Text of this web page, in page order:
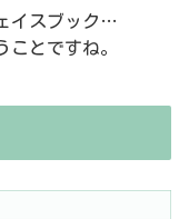
イスブック…
ことですね。